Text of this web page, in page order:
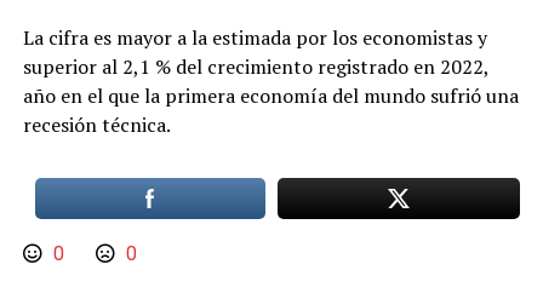
La cifra es mayor a la estimada por los economistas y
superior al 2,1 % del crecimiento registrado en 2022,
año en el que la primera economía del mundo sufrió una
recesión técnica.
0 0